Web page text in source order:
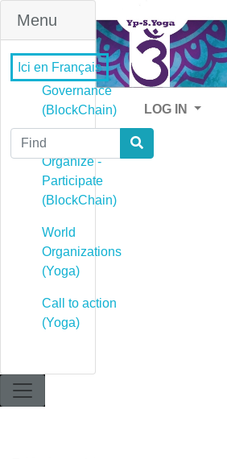
Menu
Governance
(BlockChain)
Governance -
Organize -
Participate
(BlockChain)
World
Organizations
(Yoga)
Call to action
(Yoga)
Ici en Français
LOG IN
Find